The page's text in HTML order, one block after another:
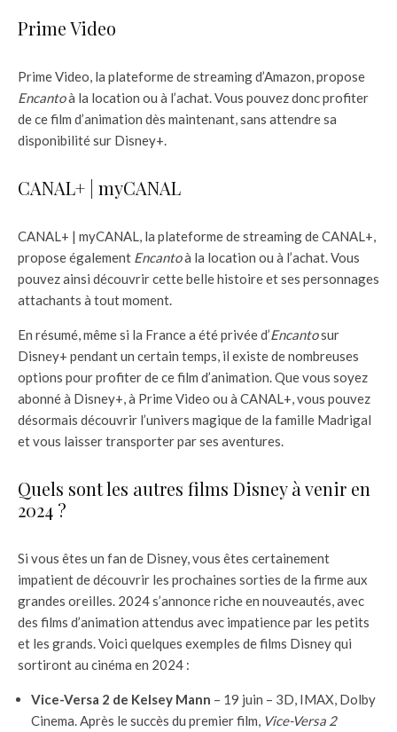
Prime Video
Prime Video, la plateforme de streaming d’Amazon, propose
Encantoà la location ou à l’achat. Vous pouvez donc profiter
de ce film d’animation dès maintenant, sans attendre sa
disponibilité sur Disney+.
CANAL+ | myCANAL
CANAL+ | myCANAL, la plateforme de streaming de CANAL+,
propose également Encantoà la location ou à l’achat. Vous
pouvez ainsi découvrir cette belle histoire et ses personnages
attachants à tout moment.
En résumé, même si la France a été privée d’Encantosur
Disney+ pendant un certain temps, il existe de nombreuses
options pour profiter de ce film d’animation. Que vous soyez
abonné à Disney+, à Prime Video ou à CANAL+, vous pouvez
désormais découvrir l’univers magique de la famille Madrigal
et vous laisser transporter par ses aventures.
Quels sont les autres films Disney à venir en
2024 ?
Si vous êtes un fan de Disney, vous êtes certainement
impatient de découvrir les prochaines sorties de la firme aux
grandes oreilles. 2024 s’annonce riche en nouveautés, avec
des films d’animation attendus avec impatience par les petits
et les grands. Voici quelques exemples de films Disney qui
sortiront au cinéma en 2024 :
Vice-Versa 2 de Kelsey Mann – 19 juin – 3D, IMAX, Dolby
Cinema. Après le succès du premier film, Vice-Versa 2